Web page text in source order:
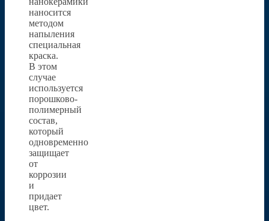
наносится
методом
напыления
специальная
краска.
В этом
случае
используется
порошково-
полимерный
состав,
который
одновременно
защищает
от
коррозии
и
придает
цвет.